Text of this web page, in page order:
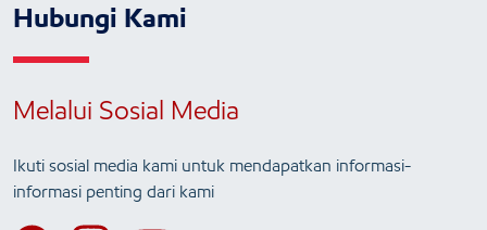
Hubungi Kami
Melalui Sosial Media
Ikuti sosial media kami untuk mendapatkan informasi-
informasi penting dari kami